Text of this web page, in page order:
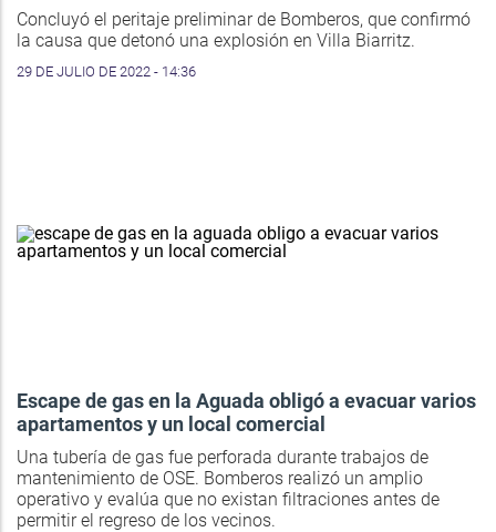
Concluyó el peritaje preliminar de Bomberos, que confirmó
la causa que detonó una explosión en Villa Biarritz.
29 DE JULIO DE 2022 - 14:36
Escape de gas en la Aguada obligó a evacuar varios
apartamentos y un local comercial
Una tubería de gas fue perforada durante trabajos de
mantenimiento de OSE. Bomberos realizó un amplio
operativo y evalúa que no existan filtraciones antes de
permitir el regreso de los vecinos.